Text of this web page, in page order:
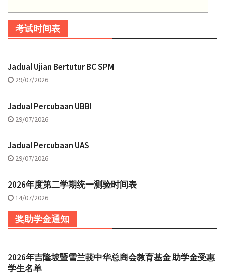
考试时间表
Jadual Ujian Bertutur BC SPM
29/07/2026
Jadual Percubaan UBBI
29/07/2026
Jadual Percubaan UAS
29/07/2026
2026年度第二学期统一测验时间表
14/07/2026
奖助学金通知
2026年吉隆坡暨雪兰莪中华总商会教育基金 助学金受惠
学生名单